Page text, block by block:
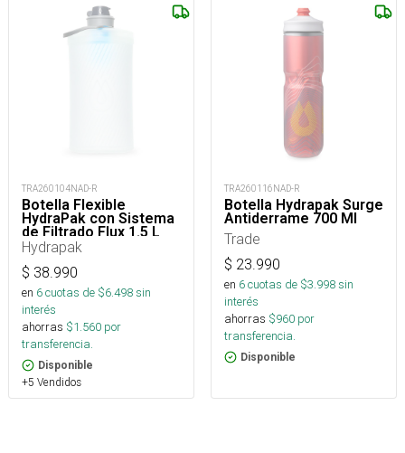
TRA260104NAD-R
Botella Flexible
HydraPak con Sistema
de Filtrado Flux 1.5 L
Hydrapak
$ 38.990
en 6cuotas de $6.498sin
interés
ahorras $1.560 por
transferencia.
Disponible
+5 Vendidos
TRA260116NAD-R
Botella Hydrapak Surge
Antiderrame 700 Ml
Trade
$ 23.990
en 6cuotas de $3.998sin
interés
ahorras $960 por
transferencia.
Disponible